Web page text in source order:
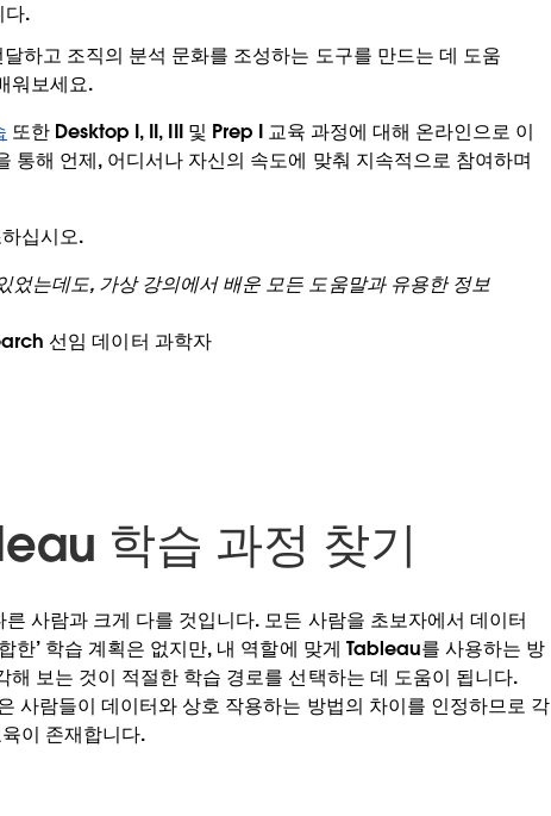
다.
하고 조직의 분석 문화를 조성하는 도구를 만드는 데 도움
워보세요.
또한 Desktop I, II, III 및 Prep I 교육 과정에 대해 온라인으로 이
통해 언제, 어디서나 자신의 속도에 맞춰 지속적으로 참여하며
십시오.
는데도, 가상 강의에서 배운 모든 도움말과 유용한 정보
선임 데이터 과학자
학습 과정 찾기
사람과 크게 다를 것입니다. 모든 사람을 초보자에서 데이터
한’ 학습 계획은 없지만, 내 역할에 맞게 Tableau를 사용하는 방
해 보는 것이 적절한 학습 경로를 선택하는 데 도움이 됩니다.
사람들이 데이터와 상호 작용하는 방법의 차이를 인정하므로 각
이 존재합니다.